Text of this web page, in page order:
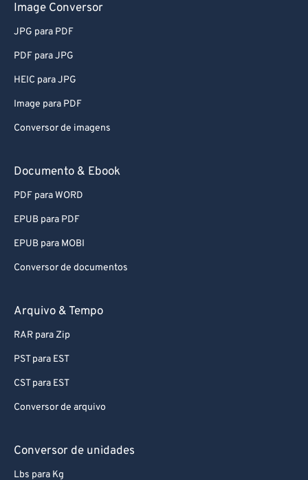
Image Conversor
JPG para PDF
PDF para JPG
HEIC para JPG
Image para PDF
Conversor de imagens
Documento & Ebook
PDF para WORD
EPUB para PDF
EPUB para MOBI
Conversor de documentos
Arquivo & Tempo
RAR para Zip
PST para EST
CST para EST
Conversor de arquivo
Conversor de unidades
Lbs para Kg